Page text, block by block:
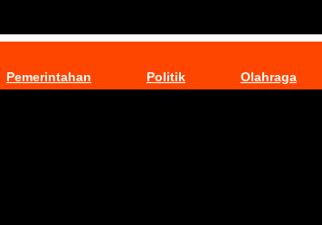
Pemerintahan Politik Olahraga